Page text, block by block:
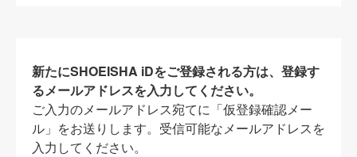
新たにSHOEISHA iDをご登録される方は、登録す
るメールアドレスを入力してください。
ご入力のメールアドレス宛てに「仮登録確認メー
ル」をお送りします。受信可能なメールアドレスを
入力してください。